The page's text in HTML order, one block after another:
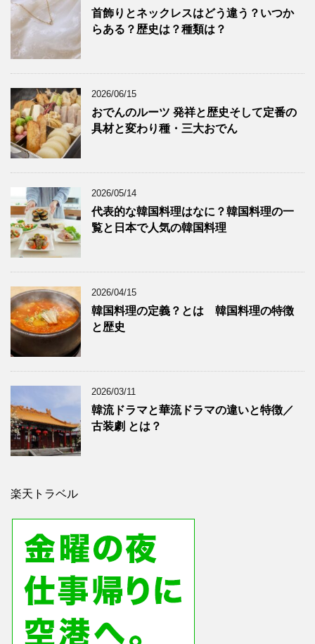
首飾りとネックレスはどう違う？いつか
らある？歴史は？種類は？
2026/06/15
おでんのルーツ 発祥と歴史そして定番の
具材と変わり種・三大おでん
2026/05/14
代表的な韓国料理はなに？韓国料理の一
覧と日本で人気の韓国料理
2026/04/15
韓国料理の定義？とは 韓国料理の特徴
と歴史
2026/03/11
韓流ドラマと華流ドラマの違いと特徴／
古装劇 とは？
楽天トラベル